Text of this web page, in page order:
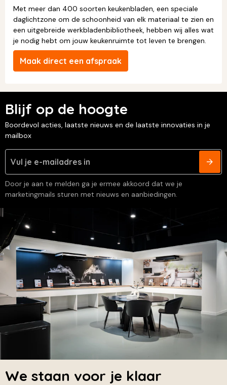
Met meer dan 400 soorten keukenbladen, een speciale
daglichtzone om de schoonheid van elk materiaal te zien en
een uitgebreide werkbladenbibliotheek, hebben wij alles wat
je nodig hebt om jouw keukenruimte tot leven te brengen.
Maak direct een afspraak
Blijf op de hoogte
Boordevol acties, laatste nieuws en de laatste innovaties in je
mailbox
Door je aan te melden ga je ermee akkoord dat we je
marketingmails sturen met nieuws en aanbiedingen.
We staan voor je klaar